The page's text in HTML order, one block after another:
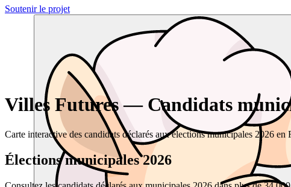
Soutenir le projet
Villes Futures — Candidats
Carte interactive des candidats déclarés aux élections municipales 2026
Élections municipales 2026